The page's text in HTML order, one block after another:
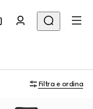
Filtra e ordina